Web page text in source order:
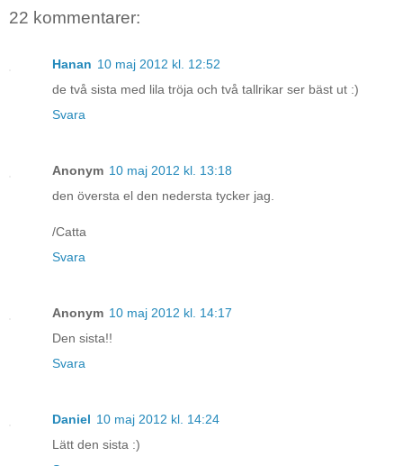
22 kommentarer:
Hanan 10 maj 2012 kl. 12:52
de två sista med lila tröja och två tallrikar ser bäst ut :)
Svara
Anonym 10 maj 2012 kl. 13:18
den översta el den nedersta tycker jag.
/Catta
Svara
Anonym 10 maj 2012 kl. 14:17
Den sista!!
Svara
Daniel 10 maj 2012 kl. 14:24
Lätt den sista :)